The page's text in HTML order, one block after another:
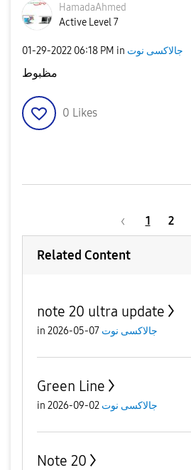
HamadaAhmed
Active Level 7
‎01-29-2022 06:18 PM in جالاكسى نوت
مظبوط
0 Likes
1 2
Related Content
note 20 ultra update
in جالاكسى نوت 07-05-2026
Green Line
in جالاكسى نوت 02-09-2026
Note 20